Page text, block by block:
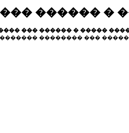
������ �
��� ������ � �����
�������� ���